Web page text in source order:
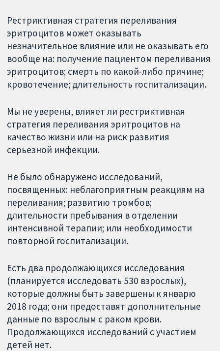
Рестриктивная стратегия переливания
эритроцитов может оказывать
незначительное влияние или не оказывать его
вообще на: получение пациентом переливания
эритроцитов; смерть по какой-либо причине;
кровотечение; длительность госпитализации.
Мы не уверены, влияет ли рестриктивная
стратегия переливания эритроцитов на
качество жизни или на риск развития
серьезной инфекции.
Не было обнаружено исследований,
посвященных: неблагоприятным реакциям на
переливания; развитию тромбов;
длительности пребывания в отделении
интенсивной терапии; или необходимости
повторной госпитализации.
Есть два продолжающихся исследования
(планируется исследовать 530 взрослых),
которые должны быть завершены к январю
2018 года; они предоставят дополнительные
данные по взрослым с раком крови.
Продолжающихся исследований с участием
детей нет.